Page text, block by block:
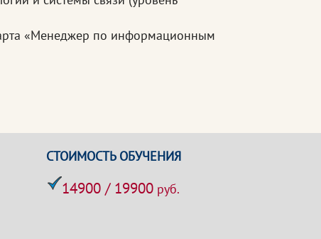
«Менеджер по информационным
СТОИМОСТЬ ОБУЧЕНИЯ
14900 / 19900 руб.